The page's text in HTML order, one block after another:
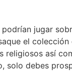
jugar
el
religiosos así­
solo debes